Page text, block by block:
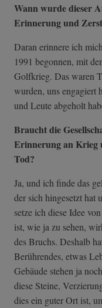
Wann wurde dieser
Erinnerung und
Daran erinnere ich
1991 begonnen, mit
Golfkrieg. Das waren
wurden, uns engagiert
und Leute abgeholt
Braucht die
Erinnerung an Krieg
Tod?
Ja, und ich finde das
der sich hingesetzt hat
setze ich diese Idee
ist, wie ja zu sehen,
des Bruchs. Deshalb
Berührendes, etwas
Gebäude stehen ja
diese Steine,
dies ein guter Ort ist,